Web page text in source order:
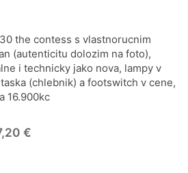
€
the contess s vlastnorucnim
(autenticitu dolozim na foto),
i technicky jako nova, lampy v
(chlebnik) a footswitch v cene,
16.900kc